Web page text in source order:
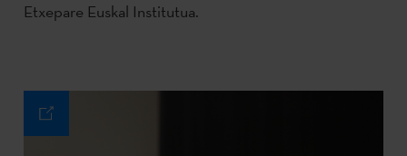
Etxepare Euskal Institutua.